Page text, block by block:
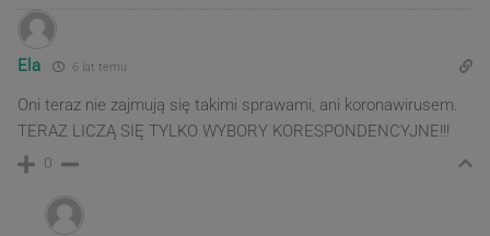
Ela 6 lat temu
Oni teraz nie zajmują się takimi sprawami, ani koronawirusem.
TERAZ LICZĄ SIĘ TYLKO WYBORY KORESPONDENCYJNE!!!
0